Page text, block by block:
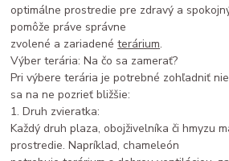
optimálne prostredie pre zdravý a
pomôže práve správne
zvolené a zariadenéterárium.
Výber terária: Na čo sa zamerať?
Pri výbere terária je potrebné zohľadniť
sa na ne pozrieť bližšie:
1. Druh zvieratka:
Každý druh plaza, obojživelníka či hmyzu
prostredie. Napríklad, chameleón